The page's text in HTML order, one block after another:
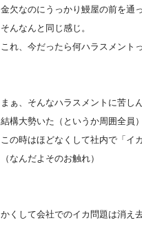
金欠なのにうっかり鰻屋の前を通
そんなんと同じ感じ。
これ、今だったら何ハラスメン
まぁ、そんなハラスメントに苦し
結構大勢いた（というか周囲全員
この時はほどなくして社内で「イ
（なんだよそのお触れ）
かくして会社でのイカ問題は消え